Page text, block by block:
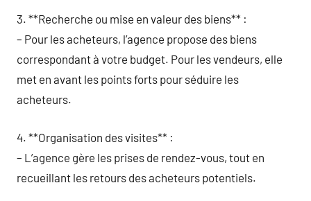
3. **Recherche ou mise en valeur des biens** :
– Pour les acheteurs, l’agence propose des biens
correspondant à votre budget. Pour les vendeurs, elle
met en avant les points forts pour séduire les
acheteurs.
4. **Organisation des visites** :
– L’agence gère les prises de rendez-vous, tout en
recueillant les retours des acheteurs potentiels.